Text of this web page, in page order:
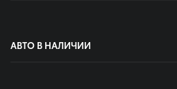
АВТО В НАЛИЧИИ